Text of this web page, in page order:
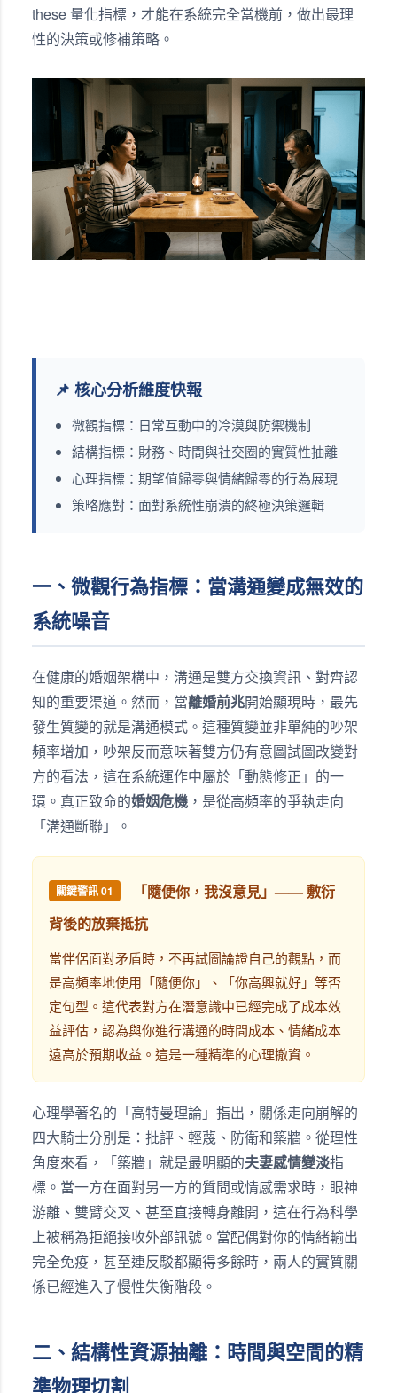
these 量化指標，才能在系統完全當機前，做出最理
性的決策或修補策略。
📌 核心分析維度快報
微觀指標：日常互動中的冷漠與防禦機制
結構指標：財務、時間與社交圈的實質性抽離
心理指標：期望值歸零與情緒歸零的行為展現
策略應對：面對系統性崩潰的終極決策邏輯
一、微觀行為指標：當溝通變成無效的
系統噪音
在健康的婚姻架構中，溝通是雙方交換資訊、對齊認
知的重要渠道。然而，當離婚前兆開始顯現時，最先
發生質變的就是溝通模式。這種質變並非單純的吵架
頻率增加，吵架反而意味著雙方仍有意圖試圖改變對
方的看法，這在系統運作中屬於「動態修正」的一
環。真正致命的婚姻危機 ，是從高頻率的爭執走向
「溝通斷聯」。
關鍵警訊 01
「隨便你，我沒意見」—— 敷衍
背後的放棄抵抗
當伴侶面對矛盾時，不再試圖論證自己的觀點，而
是高頻率地使用「隨便你」、「你高興就好」等否
定句型。這代表對方在潛意識中已經完成了成本效
益評估，認為與你進行溝通的時間成本、情緒成本
遠高於預期收益。這是一種精準的心理撤資。
心理學著名的「高特曼理論」指出，關係走向崩解的
四大騎士分別是：批評、輕蔑、防衛和築牆。從理性
角度來看，「築牆」就是最明顯的夫妻感情變淡指
標。當一方在面對另一方的質問或情感需求時，眼神
游離、雙臂交叉、甚至直接轉身離開，這在行為科學
上被稱為拒絕接收外部訊號。當配偶對你的情緒輸出
完全免疫，甚至連反駁都顯得多餘時，兩人的實質關
係已經進入了慢性失衡階段。
二、結構性資源抽離：時間與空間的精
準物理切割